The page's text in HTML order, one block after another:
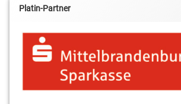
Platin-Partner